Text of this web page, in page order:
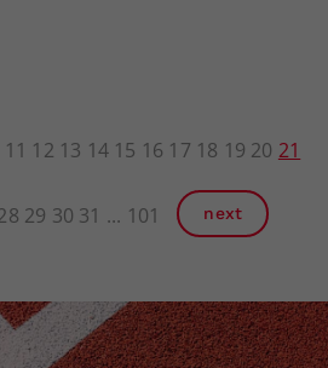
11 12 13 14 15 16 17 18 19 20 21
29 30 31 101 next